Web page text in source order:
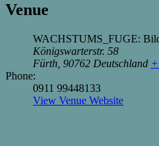
Venue
WACHSTUMS_FUGE:
Königswarterstr. 58
Fürth 90762 Deutschland
Phone:
0911 99448133
View Venue Website